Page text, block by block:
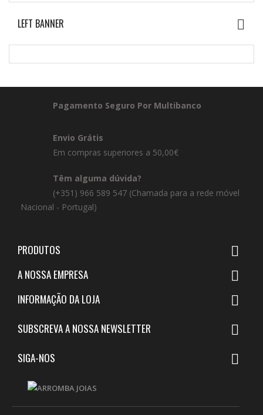
LEFT BANNER 
Pagamento Seguro Por Multibanco
Envio Grátis
Em compras superiores a 50,00€
Têm alguma dúvida?
(+351) 966 589 547 (Chamada para a rede móvel
Nacional - Portugal)
PRODUTOS 
A NOSSA EMPRESA 
INFORMAÇÃO DA LOJA 
SUBSCREVA A NOSSA NEWSLETTER 
SIGA-NOS 